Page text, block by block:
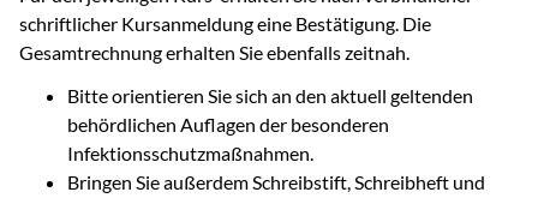
schriftlicher Kursanmeldung eine Bestätigung. Die
Gesamtrechnung erhalten Sie ebenfalls zeitnah.
Bitte orientieren Sie sich an den aktuell geltenden
behördlichen Auflagen der besonderen
Infektionsschutzmaßnahmen.
Bringen Sie außerdem Schreibstift, Schreibheft und